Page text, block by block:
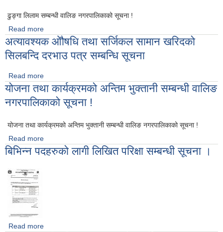
ढुङ्गा लिलाम सम्बन्धी वालिङ नगरपालिकाको सूचना !
Read more
अत्यावश्यक ओौषधि तथा सर्जिकल सामान खरिदको
सिलबन्दि दरभाउ पत्र सम्बन्धि सूचना
Read more
दरभाउ पत्र सम्बन्धि सूचना
योजना तथा कार्यक्रमको अन्तिम भुक्तानी सम्बन्धी वालिङ
नगरपालिकाको सूचना !
योजना तथा कार्यक्रमको अन्तिम भुक्तानी सम्बन्धी वालिङ नगरपालिकाको सूचना !
Read more
नगरपालिकाको सूचना !
बिभिन्न पदहरुको लागी लिखित परिक्षा सम्बन्धी सूचना ।
Read more